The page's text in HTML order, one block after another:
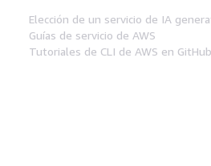
Elección de un servicio de IA
Guías de servicio de AWS
Tutoriales de CLI de AWS en GitHub